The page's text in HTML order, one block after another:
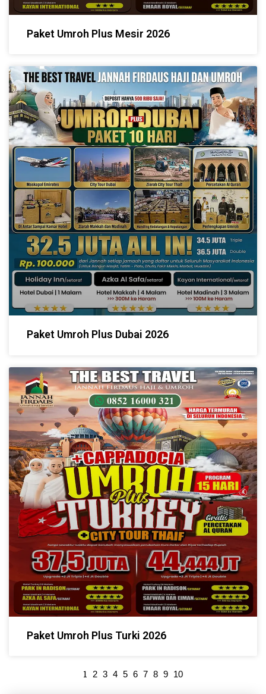
Paket Umroh Plus Mesir 2026
Paket Umroh Plus Dubai 2026
Paket Umroh Plus Turki 2026
1 2 3 4 5 6 7 8 9 10